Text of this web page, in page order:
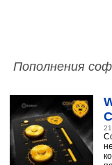
Пополнения